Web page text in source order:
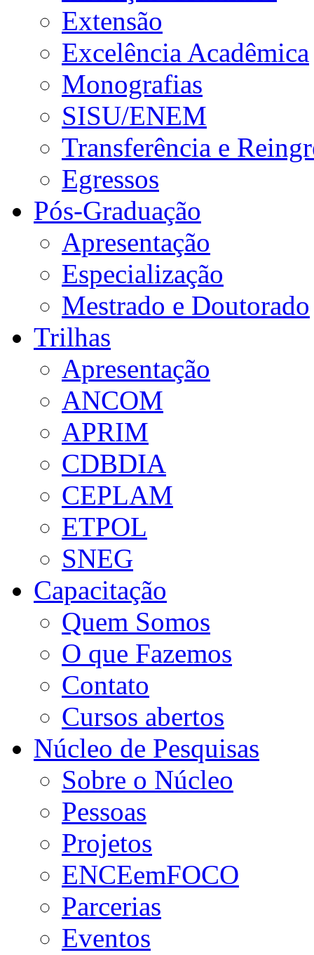
Extensão
Excelência Acadêmica
Monografias
SISU/ENEM
Transferência e
Egressos
Pós-Graduação
Apresentação
Especialização
Mestrado e Doutorado
Trilhas
Apresentação
ANCOM
APRIM
CDBDIA
CEPLAM
ETPOL
SNEG
Capacitação
Quem Somos
O que Fazemos
Contato
Cursos abertos
Núcleo de Pesquisas
Sobre o Núcleo
Pessoas
Projetos
ENCEemFOCO
Parcerias
Eventos